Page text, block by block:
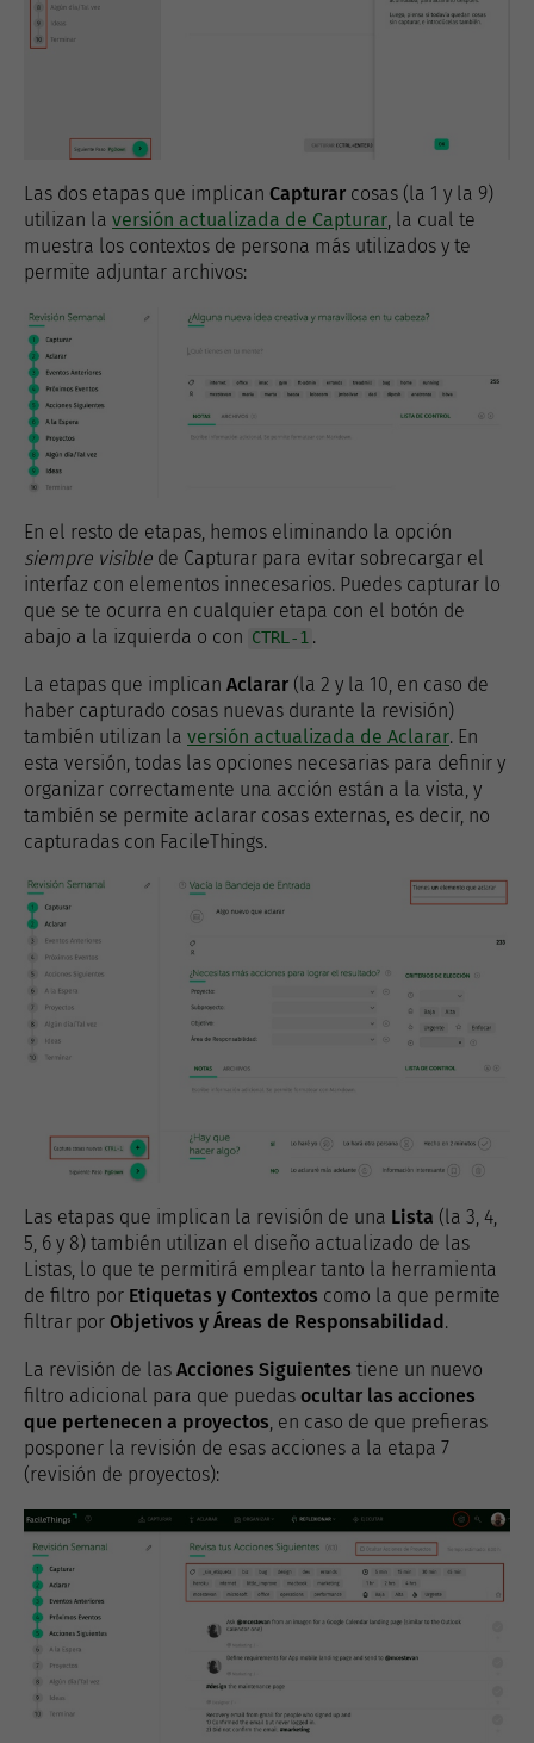
Las dos etapas que implican Capturar cosas (la 1 y la 9)
utilizan la versión actualizada de Capturar, la cual te
muestra los contextos de persona más utilizados y te
permite adjuntar archivos:
En el resto de etapas, hemos eliminando la opción
siempre visible de Capturar para evitar sobrecargar el
interfaz con elementos innecesarios. Puedes capturar lo
que se te ocurra en cualquier etapa con el botón de
abajo a la izquierda o con CTRL-1 .
La etapas que implican Aclarar (la 2 y la 10, en caso de
haber capturado cosas nuevas durante la revisión)
también utilizan la versión actualizada de Aclarar. En
esta versión, todas las opciones necesarias para definir y
organizar correctamente una acción están a la vista, y
también se permite aclarar cosas externas, es decir, no
capturadas con FacileThings.
Las etapas que implican la revisión de una Lista (la 3, 4,
5, 6 y 8) también utilizan el diseño actualizado de las
Listas, lo que te permitirá emplear tanto la herramienta
de filtro por Etiquetas y Contextos como la que permite
filtrar por Objetivos y Áreas de Responsabilidad.
La revisión de las Acciones Siguientes tiene un nuevo
filtro adicional para que puedas ocultar las acciones
que pertenecen a proyectos , en caso de que prefieras
posponer la revisión de esas acciones a la etapa 7
(revisión de proyectos):